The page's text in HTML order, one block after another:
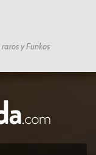
y Funkos